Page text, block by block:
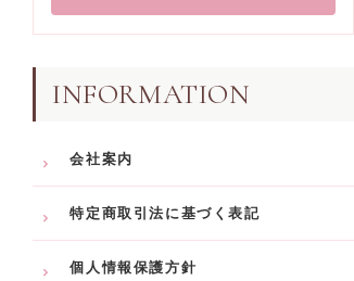
INFORMATION
会社案内
特定商取引法に基づく表記
個人情報保護方針